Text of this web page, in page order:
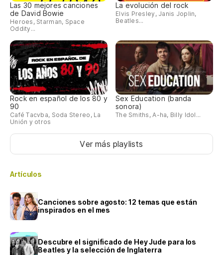
Las 30 mejores canciones
de David Bowie
Heroes, Starman, Space
Oddity...
La evolución del rock
Elvis Presley, Janis Joplin,
Beatles...
Rock en español de los 80 y
90
Café Tacvba, Soda Stereo, La
Unión y otros
Sex Education (banda
sonora)
The Smiths, A-ha, Billy Idol...
Ver más playlists
Artículos
Canciones sobre agosto: 12 temas que están
inspirados en el mes
Descubre el significado de Hey Jude para los
Beatles y la selección de Inglaterra